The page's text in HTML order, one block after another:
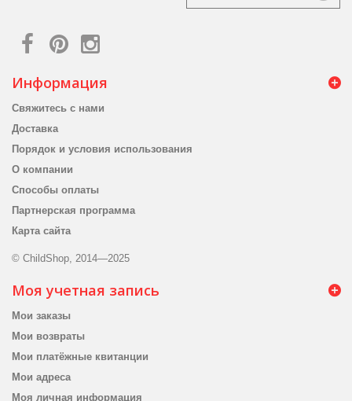
Информация
Свяжитесь с нами
Доставка
Порядок и условия использования
О компании
Способы оплаты
Партнерская программа
Карта сайта
© ChildShop, 2014—2025
Моя учетная запись
Мои заказы
Мои возвраты
Мои платёжные квитанции
Мои адреса
Моя личная информация